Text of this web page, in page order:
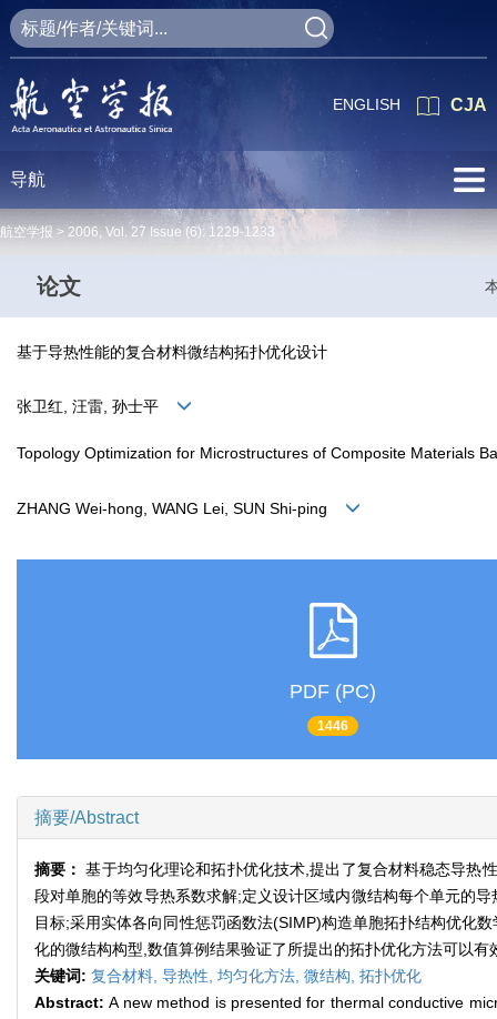
CJA
ENGLISH
导航
航空学报 > 2006, Vol. 27 Issue (6): 1229-1233
论文
基于导热性能的复合材料微结构拓扑优化设计
张卫红, 汪雷, 孙士平
Topology Optimization for Microstructures of Composite Materials
ZHANG Wei-hong, WANG Lei, SUN Shi-ping
PDF (PC)
1446
摘要/Abstract
摘要：基于均匀化理论和拓扑优化技术,提出了复合材料稳态导热
段对单胞的等效导热系数求解;定义设计区域内微结构每个单元的
目标;采用实体各向同性惩罚函数法(SIMP)构造单胞拓扑结构优化
化的微结构构型,数值算例结果验证了所提出的拓扑优化方法可以
关键词: 复合材料, 导热性, 均匀化方法, 微结构, 拓扑优化
Abstract:A new method is presented for thermal conductive